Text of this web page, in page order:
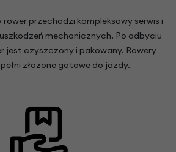
rower przechodzi kompleksowy serwis i
mechanicznych. Po odbyciu
jest czyszczony i pakowany. Rowery
złożone gotowe do jazdy.